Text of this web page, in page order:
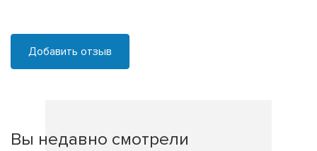
Добавить отзыв
Вы недавно смотрели